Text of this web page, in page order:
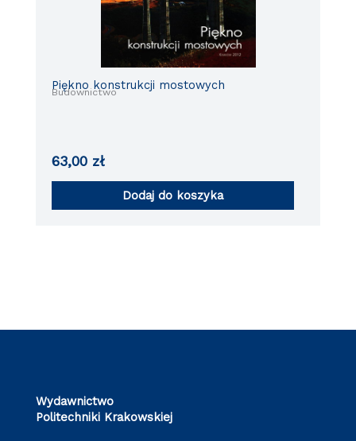
Budownictwo
Piękno konstrukcji mostowych
63,00 zł
Dodaj do koszyka
Wydawnictwo
Politechniki Krakowskiej